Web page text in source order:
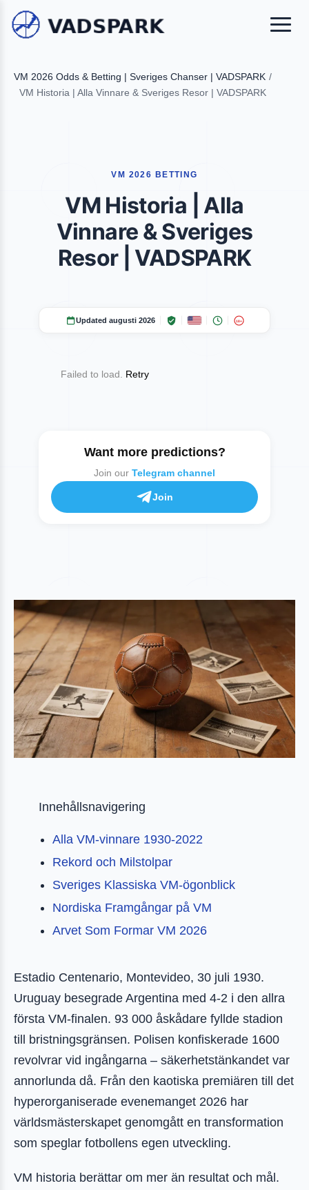
VM 2026 Odds & Betting | Sveriges Chanser | VADSPARK /
VM Historia | Alla Vinnare & Sveriges Resor | VADSPARK
VM 2026 BETTING
VM Historia | Alla
Vinnare & Sveriges
Resor | VADSPARK
Updated augusti 2026 18+
Failed to load. Retry
Want more predictions?
Join our Telegram channel
Join
Innehållsnavigering
Alla VM-vinnare 1930-2022
Rekord och Milstolpar
Sveriges Klassiska VM-ögonblick
Nordiska Framgångar på VM
Arvet Som Formar VM 2026
Estadio Centenario, Montevideo, 30 juli 1930.
Uruguay besegrade Argentina med 4-2 i den allra
första VM-finalen. 93 000 åskådare fyllde stadion
till bristningsgränsen. Polisen konfiskerade 1600
revolvrar vid ingångarna – säkerhetstänkandet var
annorlunda då. Från den kaotiska premiären till det
hyperorganiserade evenemanget 2026 har
världsmästerskapet genomgått en transformation
som speglar fotbollens egen utveckling.
VM historia berättar om mer än resultat och mål.